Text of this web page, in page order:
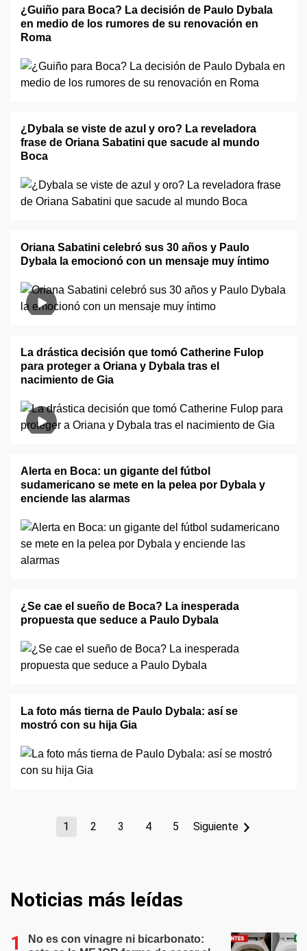
¿Guiño para Boca? La decisión de Paulo Dybala
en medio de los rumores de su renovación en
Roma
¿Dybala se viste de azul y oro? La reveladora
frase de Oriana Sabatini que sacude al mundo
Boca
Oriana Sabatini celebró sus 30 años y Paulo
Dybala la emocionó con un mensaje muy íntimo
La drástica decisión que tomó Catherine Fulop
para proteger a Oriana y Dybala tras el
nacimiento de Gia
Alerta en Boca: un gigante del fútbol
sudamericano se mete en la pelea por Dybala y
enciende las alarmas
¿Se cae el sueño de Boca? La inesperada
propuesta que seduce a Paulo Dybala
La foto más tierna de Paulo Dybala: así se
mostró con su hija Gia
1 2 3 4 5 Siguiente
Noticias más leídas
No es con vinagre ni bicarbonato: